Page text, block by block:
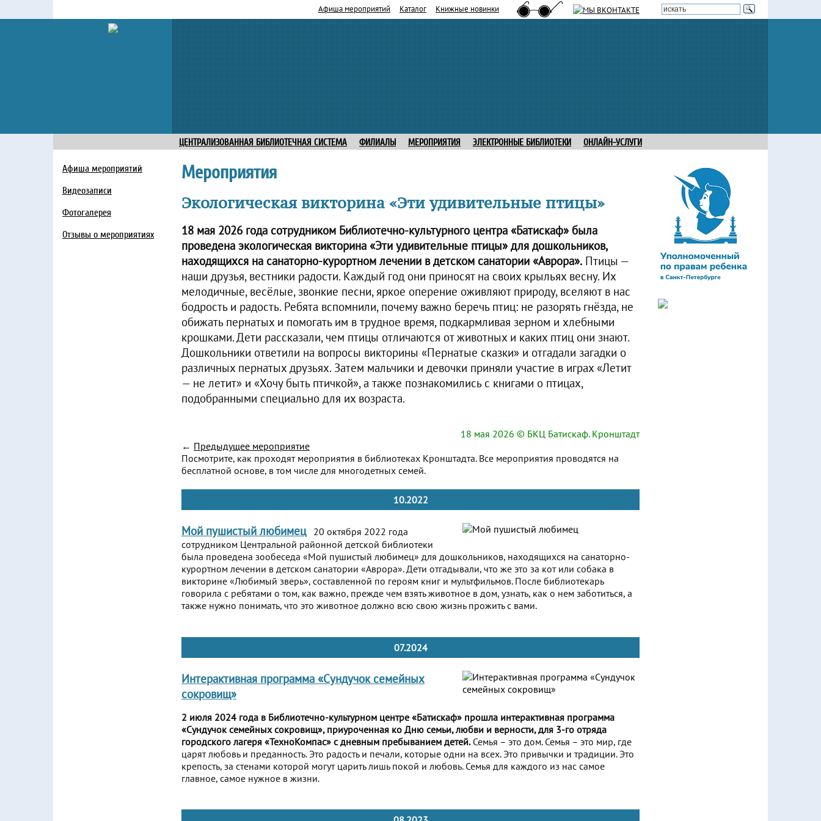
Афиша мероприятий Каталог Книжные новинки
ЦЕНТРАЛИЗОВАННАЯ БИБЛИОТЕЧНАЯ СИСТЕМА ФИЛИАЛЫ МЕРОПРИЯТИЯ ЭЛЕКТРОННЫЕ БИБЛИОТЕКИ ОНЛАЙН-УСЛУГИ
Афиша мероприятий
Видеозаписи
Фотогалерея
Отзывы о мероприятиях
Мероприятия
Экологическая викторина «Эти удивительные птицы»
18 мая 2026 года сотрудником Библиотечно-культурного центра «Батискаф» была
проведена экологическая викторина «Эти удивительные птицы» для дошкольников,
находящихся на санаторно-курортном лечении в детском санатории «Аврора». Птицы —
наши друзья, вестники радости. Каждый год они приносят на своих крыльях весну. Их
мелодичные, весёлые, звонкие песни, яркое оперение оживляют природу, вселяют в нас
бодрость и радость. Ребята вспомнили, почему важно беречь птиц: не разорять гнёзда, не
обижать пернатых и помогать им в трудное время, подкармливая зерном и хлебными
крошками. Дети рассказали, чем птицы отличаются от животных и каких птиц они знают.
Дошкольники ответили на вопросы викторины «Пернатые сказки» и отгадали загадки о
различных пернатых друзьях. Затем мальчики и девочки приняли участие в играх «Летит
— не летит» и «Хочу быть птичкой», а также познакомились с книгами о птицах,
подобранными специально для их возраста.
18 мая 2026 © БКЦ Батискаф. Кронштадт
← Предыдущее мероприятие
Посмотрите, как проходят мероприятия в библиотеках Кронштадта. Все мероприятия проводятся на
бесплатной основе, в том числе для многодетных семей.
10.2022
Мой пушистый любимец
20 октября 2022 года
сотрудником Центральной районной детской библиотеки
была проведена зообеседа «Мой пушистый любимец» для дошкольников, находящихся на санаторно-
курортном лечении в детском санатории «Аврора». Дети отгадывали, что же это за кот или собака в
викторине «Любимый зверь», составленной по героям книг и мультфильмов. После библиотекарь
говорила с ребятами о том, как важно, прежде чем взять животное в дом, узнать, как о нем заботиться, а
также нужно понимать, что это животное должно всю свою жизнь прожить с вами.
07.2024
Интерактивная программа «Сундучок семейных
сокровищ»
2 июля 2024 года в Библиотечно-культурном центре «Батискаф» прошла интерактивная программа
«Сундучок семейных сокровищ», приуроченная ко Дню семьи, любви и верности, для 3-го отряда
городского лагеря «ТехноКомпас» с дневным пребыванием детей.Семья – это дом. Семья – это мир, где
царят любовь и преданность. Это радость и печали, которые одни на всех. Это привычки и традиции. Это
крепость, за стенами которой могут царить лишь покой и любовь. Семья для каждого из нас самое
главное, самое нужное в жизни.